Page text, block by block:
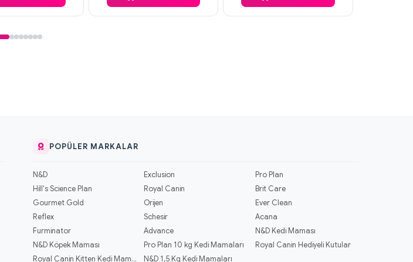
POPÜLER MARKALAR
N&D Exclusion
Pro Plan
Hill's Science Plan
Royal Canin
Brit Care
Gourmet Gold
Orijen
Ever Clean
Reflex
Schesir
Acana
Furminator
Advance
N&D Kedi Maması
N&D Köpek Maması
Pro Plan 10 kg Kedi Mamaları
Royal Canin Hediyeli Kutular
Royal Canin Kitten Kedi Mamaları
N&D 1,5 Kg Kedi Mamaları